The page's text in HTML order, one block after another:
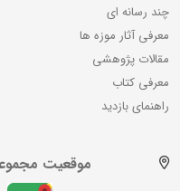
چند رسانه ای
معرفی آثار موزه ها
مقالات پژوهشی
معرفی کتاب
راهنمای بازدید
موقعیت